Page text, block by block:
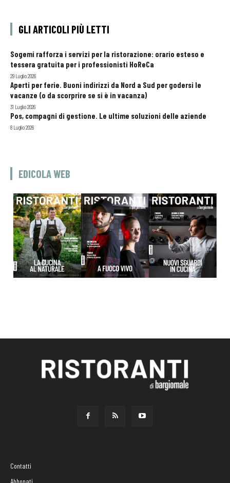
GLI ARTICOLI PIÙ LETTI
Sogemi rafforza i servizi per la ristorazione: orario esteso e
tessera gratuita per i professionisti HoReCa
29 Luglio 2026
Aperti per ferie. Buoni indirizzi da Nord a Sud per godersi le
vacanze (o da scorprire se si è in vacanza)
31 Luglio 2026
Pos, compagni di gestione. Le ultime soluzioni delle aziende
8 Luglio 2026
EDICOLA WEB
Contatti